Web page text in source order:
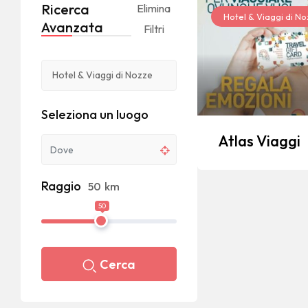
Ricerca
Avanzata
Elimina
Filtri
Seleziona un luogo
Raggio 50 km
50
Cerca
Hotel & Viaggi di
Atlas Viaggi